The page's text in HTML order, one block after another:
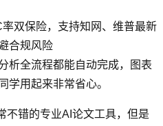
双保险，支持知网、维普最新
合规风险
析全流程都能自动完成，图表
学用起来非常省心。
不错的专业AI论文工具，但是